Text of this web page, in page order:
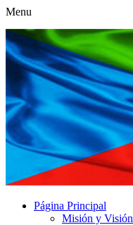
Menu
Página Principal
Misión y Visión